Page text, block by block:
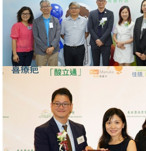
最受醫護人員歡迎健康品牌大獎2018
2018年06月09日